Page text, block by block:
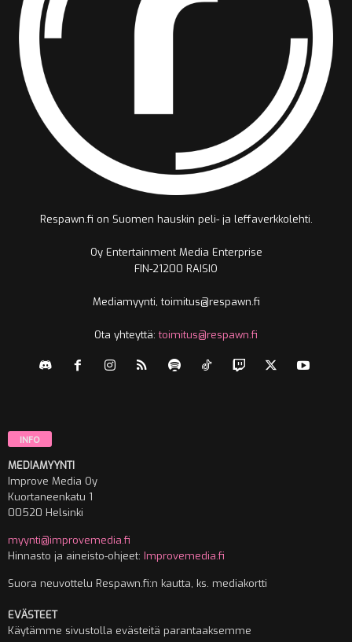
Respawn.fi on Suomen hauskin peli- ja leffaverkkolehti.
Oy Entertainment Media Enterprise
FIN-21200 RAISIO
Mediamyynti, toimitus@respawn.fi
Ota yhteyttä:toimitus@respawn.fi
INFO
MEDIAMYYNTI
Improve Media Oy
Kuortaneenkatu 1
00520 Helsinki
myynti@improvemedia.fi
Hinnasto ja aineisto-ohjeet: Improvemedia.fi
Suora neuvottelu Respawn.fi:n kautta, ks. mediakortti
EVÄSTEET
Käytämme sivustolla evästeitä parantaaksemme